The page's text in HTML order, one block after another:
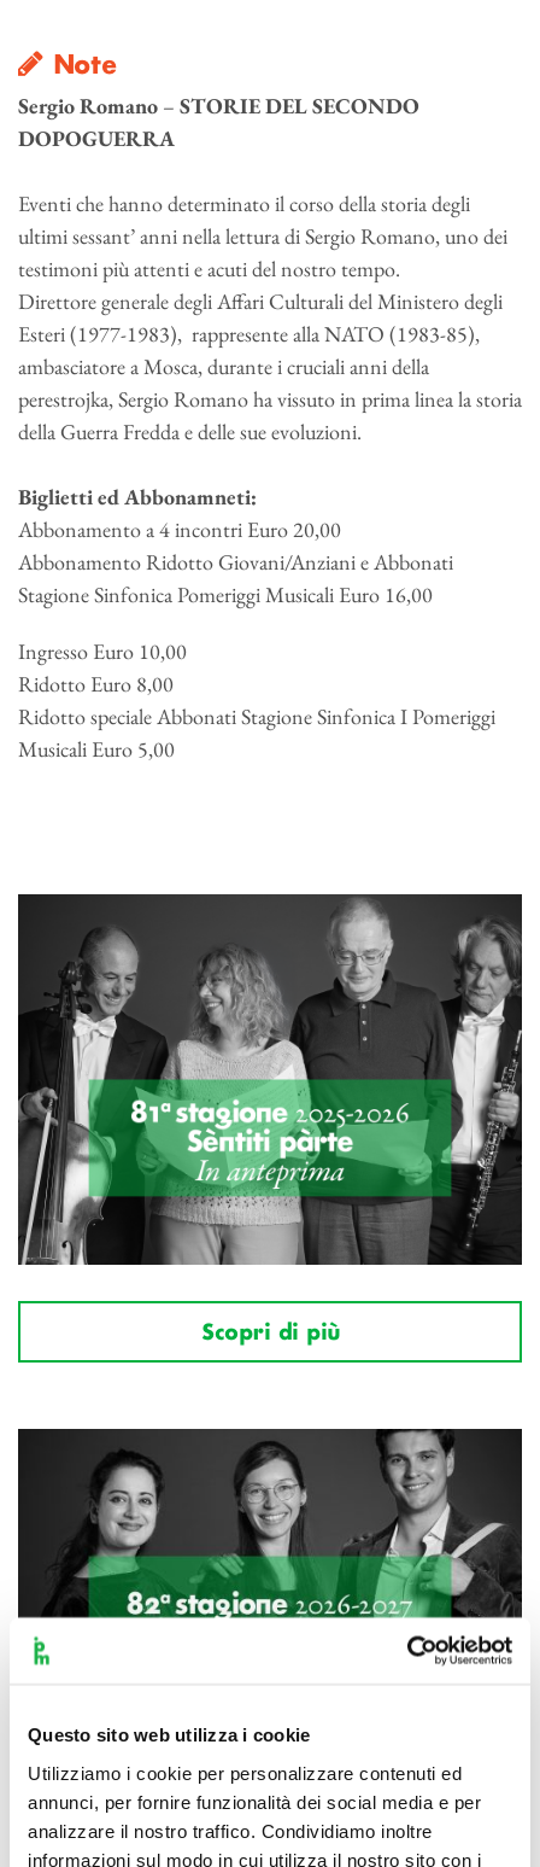
Questo sito web utilizza i cookie
Utilizziamo i cookie per personalizzare contenuti ed
annunci, per fornire funzionalità dei social media e per
analizzare il nostro traffico. Condividiamo inoltre
informazioni sul modo in cui utilizza il nostro sito con i
Note
Sergio Romano – STORIE DEL SECONDO
DOPOGUERRA
Eventi che hanno determinato il corso della storia degli
ultimi sessant’ anni nella lettura di Sergio Romano, uno dei
testimoni più attenti e acuti del nostro tempo.
Direttore generale degli Affari Culturali del Ministero degli
Esteri (1977-1983), rappresente alla NATO (1983-85),
ambasciatore a Mosca, durante i cruciali anni della
perestrojka, Sergio Romano ha vissuto in prima linea la storia
della Guerra Fredda e delle sue evoluzioni.
Biglietti ed Abbonamneti:
Abbonamento a 4 incontri Euro 20,00
Abbonamento Ridotto Giovani/Anziani e Abbonati
Stagione Sinfonica Pomeriggi Musicali Euro 16,00
Ingresso Euro 10,00
Ridotto Euro 8,00
Ridotto speciale Abbonati Stagione Sinfonica I Pomeriggi
Musicali Euro 5,00
Scopri di più